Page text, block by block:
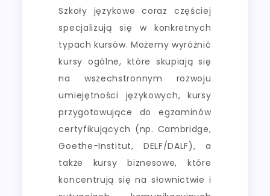
Szkoły językowe coraz częściej
specjalizują się w konkretnych
typach kursów. Możemy wyróżnić
kursy ogólne, które skupiają się
na wszechstronnym rozwoju
umiejętności językowych, kursy
przygotowujące do egzaminów
certyfikujących (np. Cambridge,
Goethe-Institut, DELF/DALF), a
także kursy biznesowe, które
koncentrują się na słownictwie i